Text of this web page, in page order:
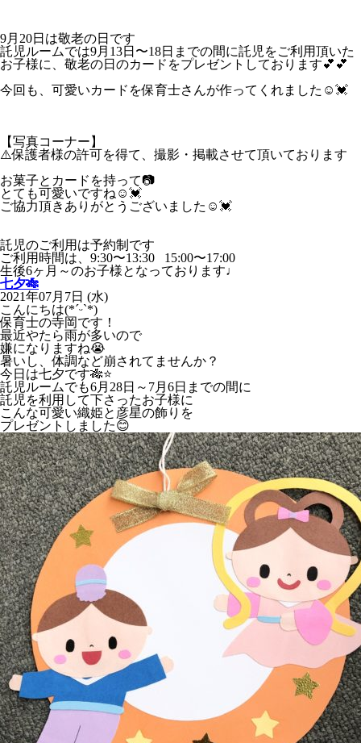
9月20日は敬老の日です
託児ルームでは9月13日〜18日までの間に託児をご利用頂いた
お子様に、敬老の日のカードをプレゼントしております💕💕
今回も、可愛いカードを保育士さんが作ってくれました☺️💓
【写真コーナー】
⚠️保護者様の許可を得て、撮影・掲載させて頂いております
お菓子とカードを持って📷
とても可愛いですね☺️💓
ご協力頂きありがとうございました☺️💓
託児のご利用は予約制です
ご利用時間は、9:30〜13:30 15:00〜17:00
生後6ヶ月～のお子様となっております♩
七夕🎋
2021年07月7日 (水)
こんにちは(*ˊᵕˋ*)
保育士の寺岡です！
最近やたら雨が多いので
嫌になりますね😭
暑いし、体調など崩されてませんか？
今日は七夕です🎋⭐️
託児ルームでも6月28日～7月6日までの間に
託児を利用して下さったお子様に
こんな可愛い織姫と彦星の飾りを
プレゼントしました😊